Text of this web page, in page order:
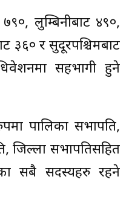
लुम्बिनीबाट ४९०,
३६० र सुदूरपश्चिमबाट
सहभागी हुने
पालिका सभापति,
जिल्ला सभापतिसहित
सबै सदस्यहरु रहने